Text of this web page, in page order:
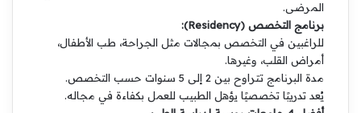
المرضى.
برنامج التخصص (Residency):
للراغبين في التخصص بمجالات مثل الجراحة، طب الأطفال،
أمراض القلب، وغيرها.
مدة البرنامج تتراوح بين 2 إلى 5 سنوات حسب التخصص.
يُعد تدريبًا تخصصيًا يؤهل الطبيب للعمل بكفاءة في مجاله.